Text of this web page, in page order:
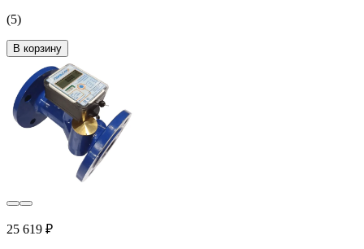
(5)
В корзину
25 619 ₽